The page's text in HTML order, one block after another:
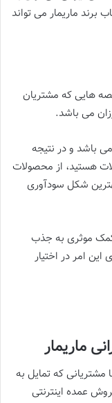
برند ماریمار می تواند
هایی که مشتریان
می باشد.
باشد و در نتیجه
هستید، از محصولات
شکل سودآوری
کمک موثری به جذب
امر در اختیار
ماریمار
مشتریانی که تمایل به
عمده اینترنتی